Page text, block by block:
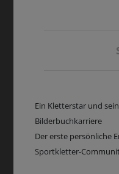
Ein Kletterstar und
Bilderbuchkarriere
Der erste persönliche
Sportkletter-